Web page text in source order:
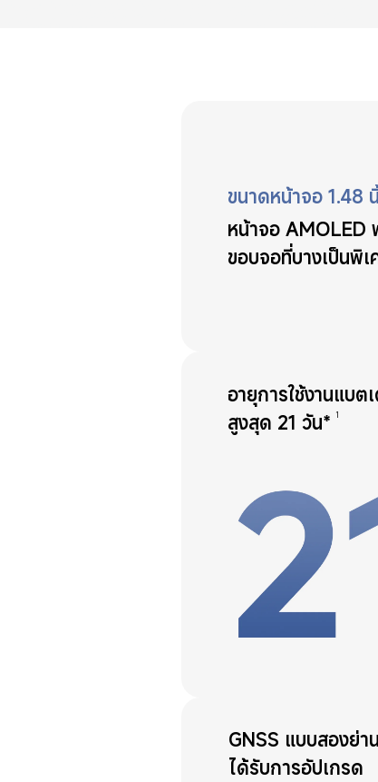
ขนาดหน้าจอ 1.48
หน้าจอ AMOLED
ขอบจอที่บางเป็นพิเ
อายุการใช้งานแบต
สูงสุด 21 วัน*
1
GNSS แบบสองย่า
ได้รับการอัปเกรด